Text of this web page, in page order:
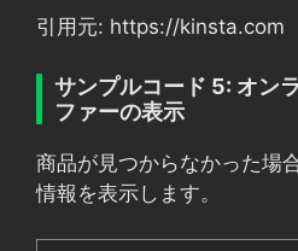
引用元: https://kinsta.com
サンプルコード 5: オン
ファーの表示
商品が見つからなかった場
情報を表示します。